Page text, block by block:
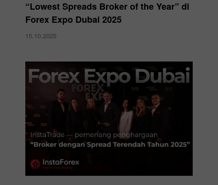
“Lowest Spreads Broker of the Year” di
Forex Expo Dubai 2025
15.10.2025